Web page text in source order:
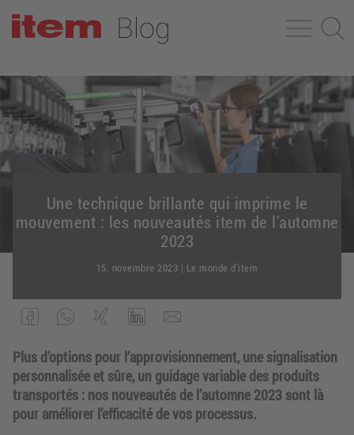
Une technique brillante qui imprime le
mouvement : les nouveautés item de l’automne
2023
15. novembre 2023 | Le monde d'item
Plus d’options pour l’approvisionnement, une signalisation
personnalisée et sûre, un guidage variable des produits
transportés : nos nouveautés de l’automne 2023 sont là
pour améliorer l’efficacité de vos processus.